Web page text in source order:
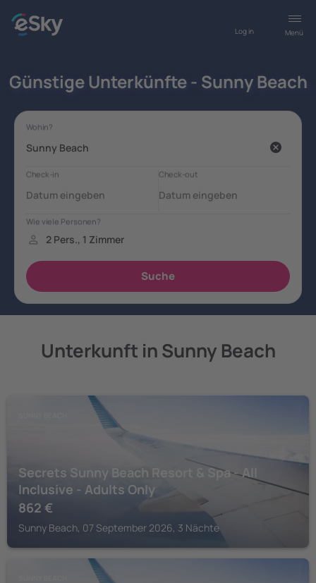
Menü
Log in
Günstige Unterkünfte - Sunny Beach
Unterkunft in Sunny Beach
Secrets Sunny Beach Resort & Spa - All
Inclusive - Adults Only
862 €
Sunny Beach, 07 September 2026, 3 Nächte